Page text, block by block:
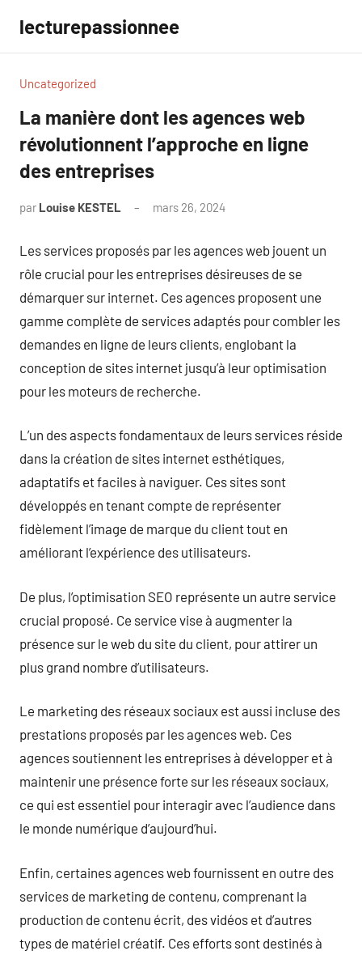
contenu
lecturepassionnee
Uncategorized
La manière dont les agences web
révolutionnent l’approche en ligne
des entreprises
par Louise KESTEL mars 26, 2024
Les services proposés par les agences web jouent un
rôle crucial pour les entreprises désireuses de se
démarquer sur internet. Ces agences proposent une
gamme complète de services adaptés pour combler les
demandes en ligne de leurs clients, englobant la
conception de sites internet jusqu’à leur optimisation
pour les moteurs de recherche.
L’un des aspects fondamentaux de leurs services réside
dans la création de sites internet esthétiques,
adaptatifs et faciles à naviguer. Ces sites sont
développés en tenant compte de représenter
fidèlement l’image de marque du client tout en
améliorant l’expérience des utilisateurs.
De plus, l’optimisation SEO représente un autre service
crucial proposé. Ce service vise à augmenter la
présence sur le web du site du client, pour attirer un
plus grand nombre d’utilisateurs.
Le marketing des réseaux sociaux est aussi incluse des
prestations proposés par les agences web. Ces
agences soutiennent les entreprises à développer et à
maintenir une présence forte sur les réseaux sociaux,
ce qui est essentiel pour interagir avec l’audience dans
le monde numérique d’aujourd’hui.
Enfin, certaines agences web fournissent en outre des
services de marketing de contenu, comprenant la
production de contenu écrit, des vidéos et d’autres
types de matériel créatif. Ces efforts sont destinés à